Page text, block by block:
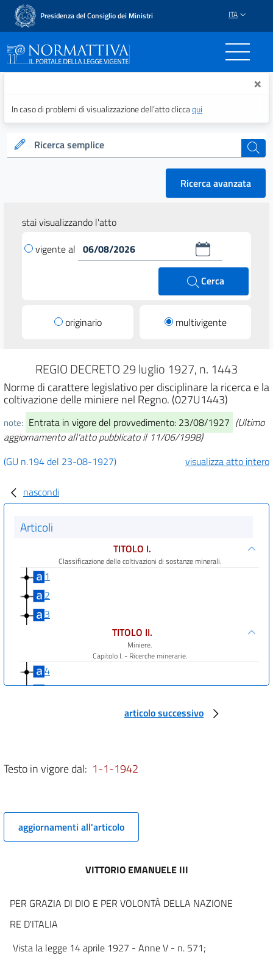
Presidenza del Consiglio dei Ministri ITA
Normattiva - Il portale ×
In caso di problemi di visualizzazione dell’atto cliccaqui
Ricerca semplice cerca
Ricerca avanzata
stai visualizzando l'atto
vigente al
Cerca
originario multivigente
REGIO DECRETO 29 luglio 1927, n. 1443
Norme di carattere legislativo per disciplinare la ricerca e la
coltivazione delle miniere nel Regno. (027U1443)
note: Entrata in vigore del provvedimento: 23/08/1927 (Ultimo
aggiornamento all'atto pubblicato il 11/06/1998)
(GU n.194 del 23-08-1927)
visualizza atto intero
nascondi
Articoli
TITOLO I.
Classificazione delle coltivazioni di sostanze minerali.
1
2
3
TITOLO II.
Miniere.
Capitolo I. - Ricerche minerarie.
4
5
9
12
13
18
articolo successivo
Testo in vigore dal: 1-1-1942
aggiornamenti all'articolo
VITTORIO EMANUELE III
PER GRAZIA DI DIO E PER VOLONTÀ DELLA NAZIONE
RE D'ITALIA
Vista la legge 14 aprile 1927 - Anne V - n. 571;